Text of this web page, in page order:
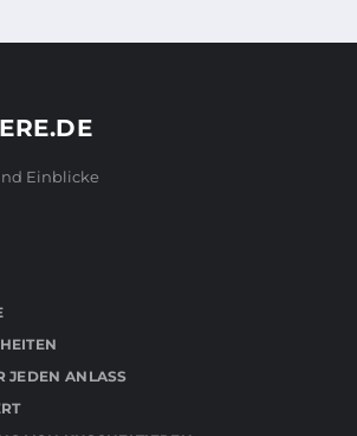
Einblicke
JEDEN ANLASS